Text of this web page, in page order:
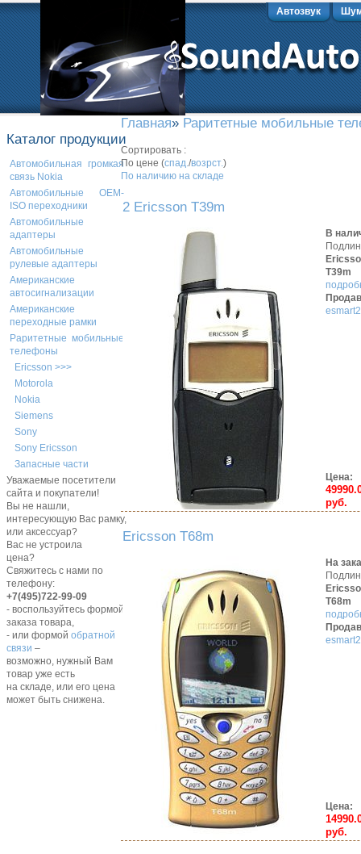
Автозвук
Каталог продукции
Автомобильная громкая
связь Nokia
Автомобильные OEM-
ISO переходники
Автомобильные
адаптеры
Автомобильные
рулевые адаптеры
Американские
автосигнализации
Американские
переходные рамки
Раритетные мобильные
телефоны
Ericsson >>>
Motorola
Nokia
Siemens
Sony
Sony Ericsson
Запасные части
Уважаемые посетители
сайта и покупатели!
Вы не нашли,
интересующую Вас рамку,
или аксессуар?
Вас не устроила
цена?
Свяжитесь с нами по
телефону:
+7(495)722-99-09
- воспользуйтесь формой
заказа товара,
- или формой обратной
связи –
возможно, нужный Вам
товар уже есть
на складе, или его цена
может быть снижена.
Главная» Раритетные мобильные
Сортировать :
По цене (спад./возрст.)
По наличию на складе
2 Ericsson T39m
В
T39m
esmart2
Цена:
руб.
Ericsson T68m
На
T68m
esmart2
Цена:
руб.